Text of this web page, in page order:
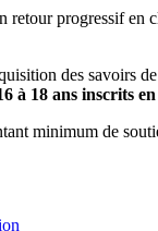
retour progressif en
des savoirs de
à 18 ans inscrits
minimum de